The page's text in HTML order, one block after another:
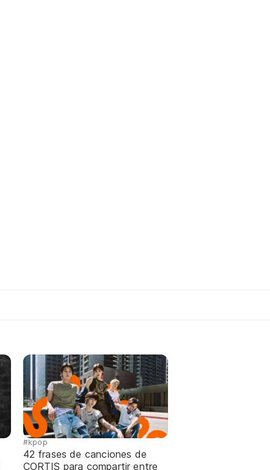
#kpop
42 frases de canciones de
CORTIS para compartir entre